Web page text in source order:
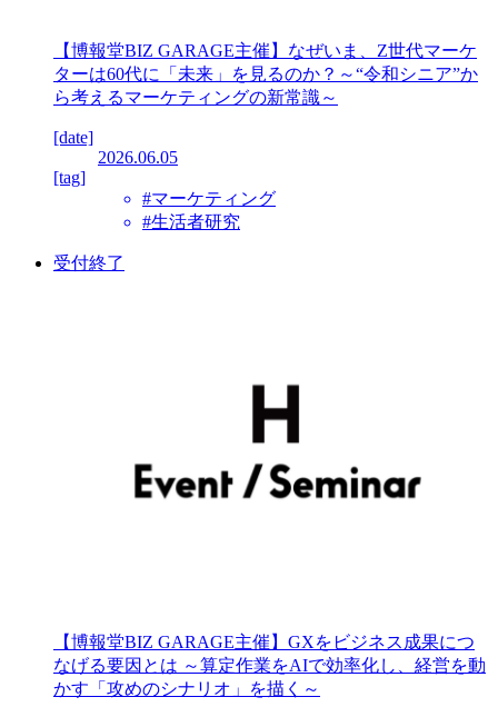
【博報堂BIZ GARAGE主催】なぜいま、Z世代マーケ
ターは60代に「未来」を見るのか？～“令和シニア”か
ら考えるマーケティングの新常識～
[date]
2026.06.05
[tag]
#マーケティング
#生活者研究
受付終了
【博報堂BIZ GARAGE主催】GXをビジネス成果につ
なげる要因とは ～算定作業をAIで効率化し、経営を動
かす「攻めのシナリオ」を描く～